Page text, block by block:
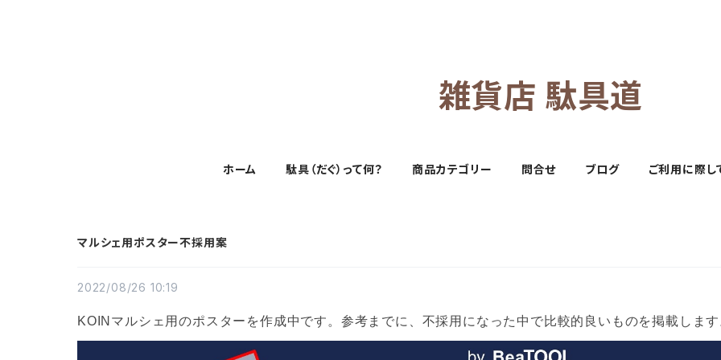
雑貨店 駄具道
ホーム 駄具（だぐ）って何？ 商品カテゴリー 問合せ ブログ ご利用に際し
マルシェ用ポスター不採用案
2022/08/26 10:19
KOINマルシェ用のポスターを作成中です。参考までに、不採用になった中で比較的良いものを掲載しま